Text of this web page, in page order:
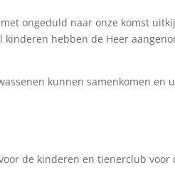
ongeduld naar onze komst
hebben de Heer
kunnen samenkomen en
de kinderen en tienerclub voor